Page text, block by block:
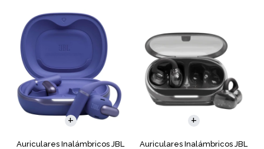
Auriculares Inalámbricos JBL
Auriculares Inalámbricos JBL